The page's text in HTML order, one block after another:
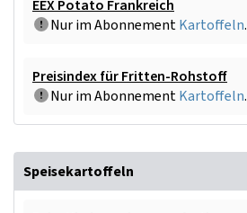
EEX Potato Frankreich
Nur im AbonnementKartoffeln.
Preisindex für Fritten-Rohstoff
Nur im AbonnementKartoffeln.
Speisekartoffeln